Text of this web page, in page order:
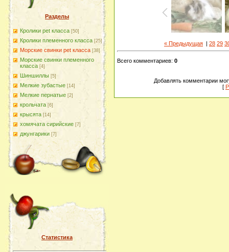
Разделы
Кролики pet класса [50]
Кролики племенного класса [25]
Морские свинки pet класса [38]
Морские свинки племенного
класса [4]
Шиншиллы [5]
Мелкие зубастые [14]
Мелкие пернатые [2]
крольчата [6]
крысята [14]
хомячата сирийские [7]
джунгарики [7]
Статистика
« Предыдущая | 28 29
Всего комментариев: 0
Добавлять комментарии
[